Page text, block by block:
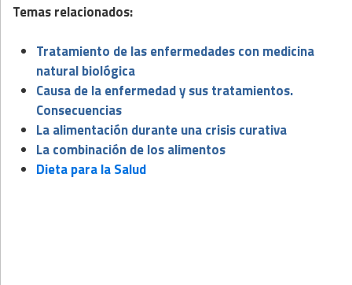
Temas relacionados:
Tratamiento de las enfermedades con medicina
natural biológica
Causa de la enfermedad y sus tratamientos.
Consecuencias
La alimentación durante una crisis curativa
La combinación de los alimentos
Dieta para la Salud